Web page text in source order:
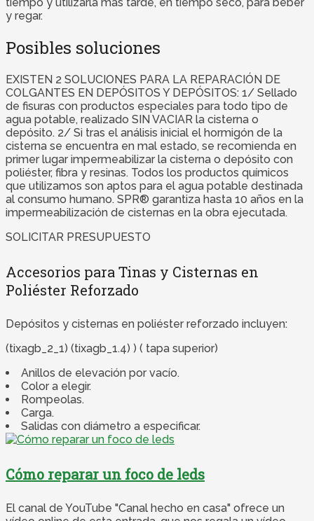
y regar.
Posibles soluciones
EXISTEN 2 SOLUCIONES PARA LA REPARACIÓN DE
COLGANTES EN DEPÓSITOS Y DEPÓSITOS: 1/ Sellado
de fisuras con productos especiales para todo tipo de
agua potable, realizado SIN VACIAR la cisterna o
depósito. 2/ Si tras el análisis inicial el hormigón de la
cisterna se encuentra en mal estado, se recomienda en
primer lugar impermeabilizar la cisterna o depósito con
poliéster, fibra y resinas. Todos los productos químicos
que utilizamos son aptos para el agua potable destinada
al consumo humano. SPR® garantiza hasta 10 años en la
impermeabilización de cisternas en la obra ejecutada.
SOLICITAR PRESUPUESTO
Accesorios para Tinas y Cisternas en
Poliéster Reforzado
Depósitos y cisternas en poliéster reforzado incluyen:
(tixagb_2_1) (tixagb_1.4) ) ( tapa superior)
Anillos de elevación por vacío.
Color a elegir.
Rompeolas.
Carga.
Salidas con diámetro a especificar.
Cómo reparar un foco de leds
El canal de YouTube "Canal hecho en casa" ofrece un